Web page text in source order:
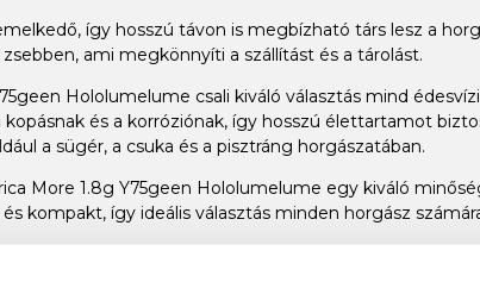
így hosszú távon is megbízható társ lesz a
ami megkönnyíti a szállítást és a tárolást.
Hololumelume csali kiváló választás mind
és a korróziónak, így hosszú élettartamot
a sügér, a csuka és a pisztráng horgászatában.
More 1.8g Y75geen Hololumelume egy kiváló
kompakt, így ideális választás minden horgász